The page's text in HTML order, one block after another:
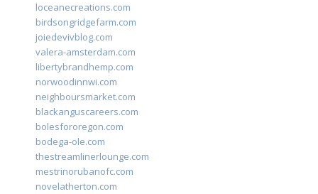
loceanecreations.com
birdsongridgefarm.com
joiedevivblog.com
valera-amsterdam.com
libertybrandhemp.com
norwoodinnwi.com
neighboursmarket.com
blackanguscareers.com
bolesfororegon.com
bodega-ole.com
thestreamlinerlounge.com
mestrinorubanofc.com
novelatherton.com